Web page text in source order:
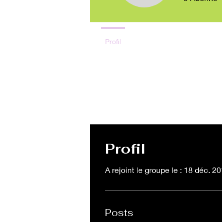
Profil
A rejoint le groupe le : 18 déc.
Posts
Profil